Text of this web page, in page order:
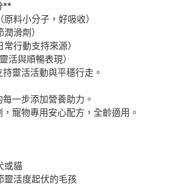
**
料小分子，好吸收）
滑劑）
行動支持來源）
活與順暢表現）
靈活活動與平穩行走。
一步添加營養助力。
寵物專用安心配方，全齡適用。
或貓
活度起伏的毛孩